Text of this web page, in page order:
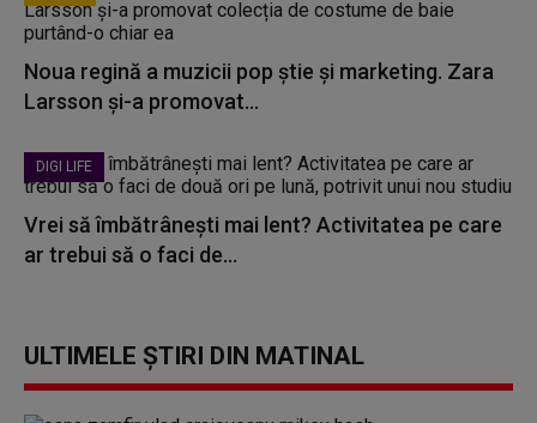
Noua regină a muzicii pop știe și marketing. Zara
Larsson și-a promovat...
DIGI LIFE
Vrei să îmbătrânești mai lent? Activitatea pe care
ar trebui să o faci de...
ULTIMELE ȘTIRI DIN MATINAL